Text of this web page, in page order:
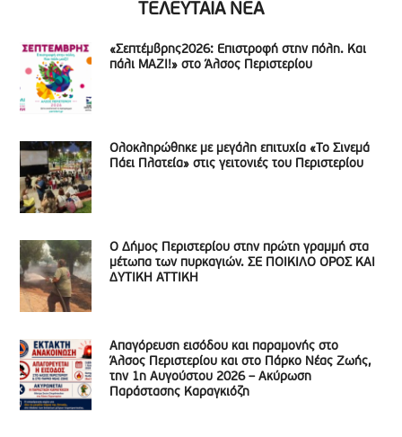
ΤΕΛΕΥΤΑΙΑ ΝΕΑ
«Σεπτέμβρης2026: Επιστροφή στην πόλη. Και
πάλι ΜΑΖΙ!» στο Άλσος Περιστερίου
Ολοκληρώθηκε με μεγάλη επιτυχία «Το Σινεμά
Πάει Πλατεία» στις γειτονιές του Περιστερίου
Ο Δήμος Περιστερίου στην πρώτη γραμμή στα
μέτωπα των πυρκαγιών. ΣΕ ΠΟΙΚΙΛΟ ΟΡΟΣ ΚΑΙ
ΔΥΤΙΚΗ ΑΤΤΙΚΗ
Απαγόρευση εισόδου και παραμονής στο
Άλσος Περιστερίου και στο Πάρκο Νέας Ζωής,
την 1η Αυγούστου 2026 – Ακύρωση
Παράστασης Καραγκιόζη